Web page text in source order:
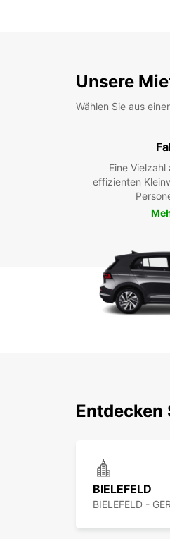
Unsere
Wählen Sie aus
Eine
effizienten
Entdecken
BIELEFELD
BIELEFELD -